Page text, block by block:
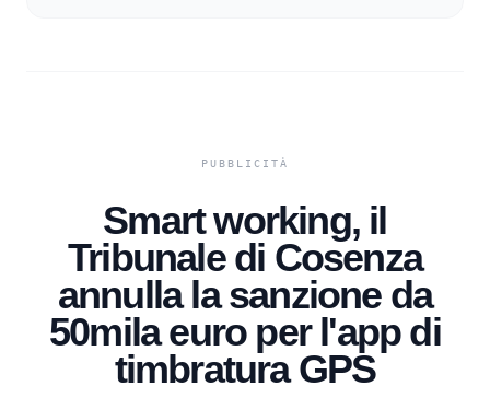
Smart working, il
Tribunale di Cosenza
annulla la sanzione da
50mila euro per l'app di
timbratura GPS